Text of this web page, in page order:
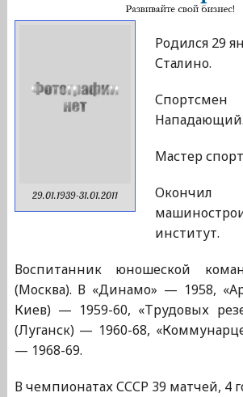
29.01.1939-31.01.2011
Родился 29
Сталино.
Нападающий.
Мастер
Окончил
институт.
Воспитанник юношеской
(Москва). В «Динамо» — 1958,
Киев) — 1959-60, «Трудовых
(Луганск) — 1960-68,
— 1968-69.
В чемпионатах СССР 39 матчей, 4